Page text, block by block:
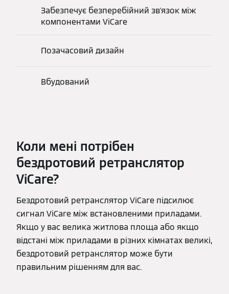
Забезпечує безперебійний зв'язок між
компонентами ViCare
Позачасовий дизайн
Вбудований
Коли мені потрібен
бездротовий ретранслятор
ViCare?
Бездротовий ретранслятор ViCare підсилює
сигнал ViCare між встановленими приладами.
Якщо у вас велика житлова площа або якщо
відстані між приладами в різних кімнатах великі,
бездротовий ретранслятор може бути
правильним рішенням для вас.